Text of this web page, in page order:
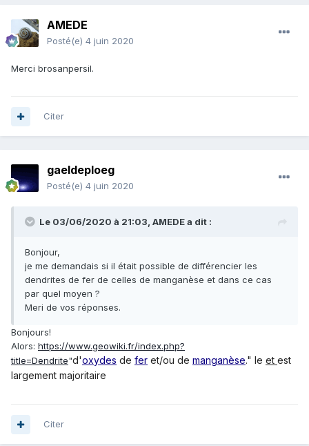
AMEDE
Posté(e) 4 juin 2020
Merci brosanpersil.
Citer
gaeldeploeg
Posté(e) 4 juin 2020
Le 03/06/2020 à 21:03, AMEDEa dit :
Bonjour,
je me demandais si il était possible de différencier les
dendrites de fer de celles de manganèse et dans ce cas
par quel moyen ?
Meri de vos réponses.
Bonjours!
Alors: https://www.geowiki.fr/index.php?
title=Dendrite"d'oxydes de fer et/ou de manganèse." le et est
largement majoritaire
Citer